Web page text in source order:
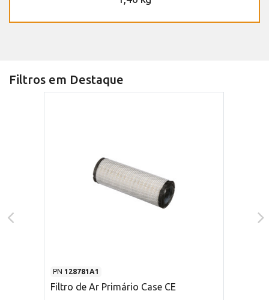
Filtros em Destaque
PN 128781A1
Filtro de Ar Primário Case CE